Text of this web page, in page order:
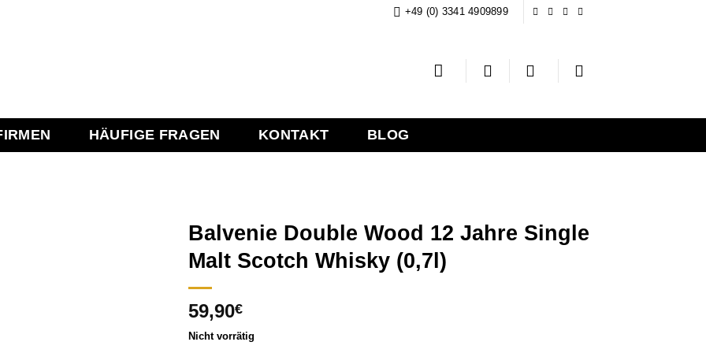
+49 (0) 3341 4909899
HÄUFIGE FRAGEN KONTAKT BLOG
Balvenie Double Wood 12 Jahre Single
Malt Scotch Whisky (0,7l)
59,90€
Nicht vorrätig